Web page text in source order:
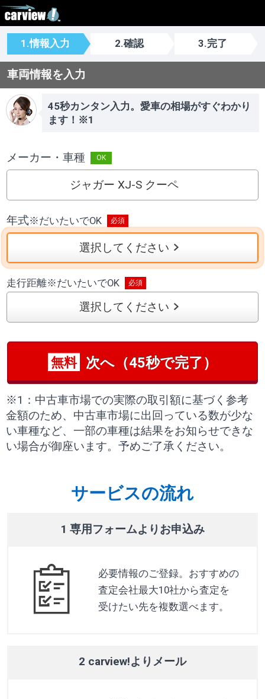
1.情報入力 2.確認 3.完了
車両情報を入力
45秒カンタン入力。愛車の相場がすぐわかり
ます！※1
メーカー・車種
ジャガー XJ-S クーペ
年式※だいたいでOK
選択してください
走行距離※だいたいでOK
選択してください
無料 次へ（45秒で完了）
※1：中古車市場での実際の取引額に基づく参考
金額のため、中古車市場に出回っている数が少な
い車種など、一部の車種は結果をお知らせできな
い場合が御座います。予めご了承ください。
サービスの流れ
1 専用フォームよりお申込み
必要情報のご登録。おすすめの
査定会社最大10社から査定を
受けたい先を複数選べます。
2 carview!よりメール